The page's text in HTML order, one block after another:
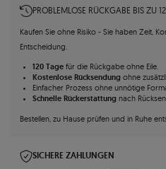
PROBLEMLOSE RÜCKGABE BIS ZU
Kaufen Sie ohne Risiko - Sie haben Zeit,
Entscheidung.
120 Tagefür die Rückgabe ohne Eile.
Kostenlose Rücksendungohne
Einfacher Prozess ohne unnötige
Schnelle Rückerstattungnach
Bestellen, zu Hause prüfen und in Ruhe
SICHERE ZAHLUNGEN